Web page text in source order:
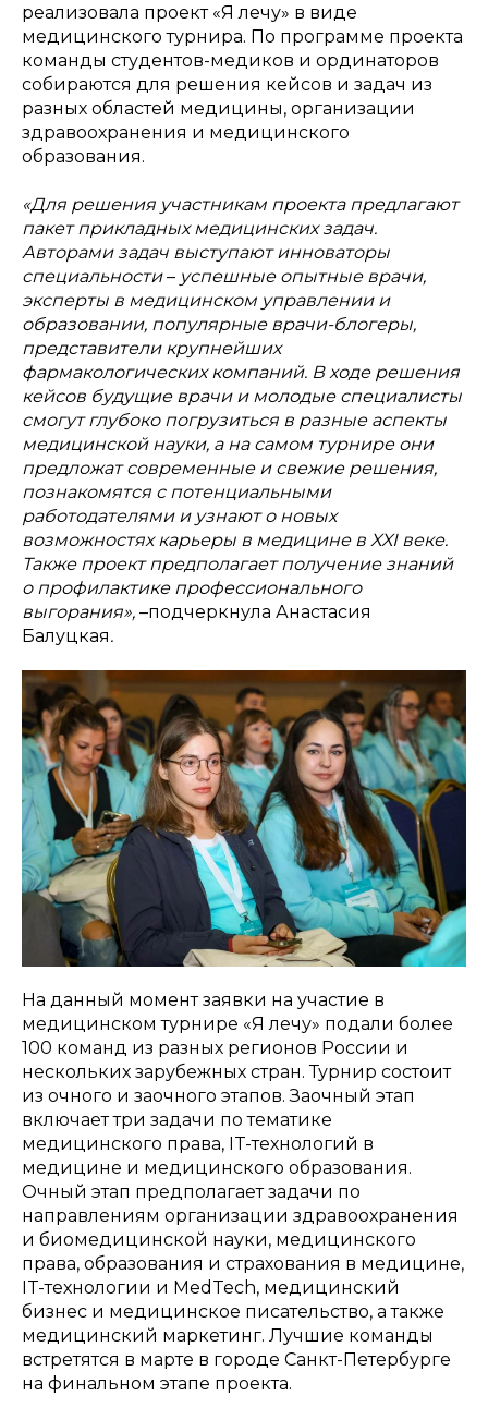
реализовала проект «Я лечу» в виде
медицинского турнира. По программе проекта
команды студентов-медиков и ординаторов
собираются для решения кейсов и задач из
разных областей медицины, организации
здравоохранения и медицинского
образования.
«Для решения участникам проекта предлагают
пакет прикладных медицинских задач.
Авторами задач выступают инноваторы
специальности– успешные опытные врачи,
эксперты в медицинском управлении и
образовании, популярные врачи-блогеры,
представители крупнейших
фармакологических компаний. В ходе решения
кейсов будущие врачи и молодые специалисты
смогут глубоко погрузиться в разные аспекты
медицинской науки, а на самом турнире они
предложат современные и свежие решения,
познакомятся с потенциальными
работодателями и узнают о новых
возможностях карьеры в медицине в XXI веке.
Также проект предполагает получение знаний
о профилактике профессионального
выгорания», –подчеркнула Анастасия
Балуцкая.
На данный момент заявки на участие в
медицинском турнире «Я лечу» подали более
100 команд из разных регионов России и
нескольких зарубежных стран. Турнир состоит
из очного и заочного этапов. Заочный этап
включает три задачи по тематике
медицинского права, IT-технологий в
медицине и медицинского образования.
Очный этап предполагает задачи по
направлениям организации здравоохранения
и биомедицинской науки, медицинского
права, образования и страхования в медицине,
IT-технологии и MedTech, медицинский
бизнес и медицинское писательство, а также
медицинский маркетинг. Лучшие команды
встретятся в марте в городе Санкт-Петербурге
на финальном этапе проекта.